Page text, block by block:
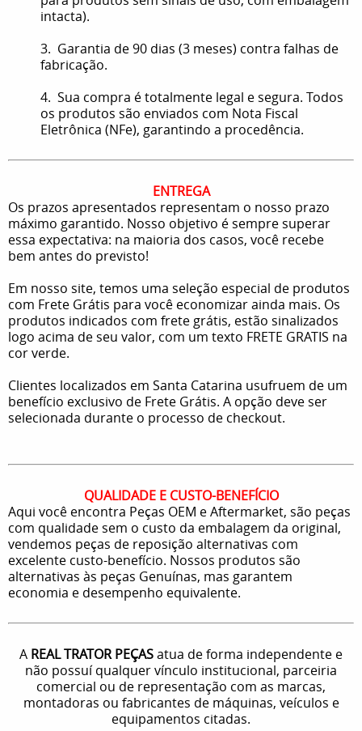
intacta).
3. Garantia de 90 dias (3 meses) contra falhas de
fabricação.
4. Sua compra é totalmente legal e segura. Todos
os produtos são enviados com Nota Fiscal
Eletrônica (NFe), garantindo a procedência.
ENTREGA
Os prazos apresentados representam o nosso prazo
máximo garantido. Nosso objetivo é sempre superar
essa expectativa: na maioria dos casos, você recebe
bem antes do previsto!
Em nosso site, temos uma seleção especial de produtos
com Frete Grátis para você economizar ainda mais. Os
produtos indicados com frete grátis, estão sinalizados
logo acima de seu valor, com um texto FRETE GRATIS na
cor verde.
Clientes localizados em Santa Catarina usufruem de um
benefício exclusivo de Frete Grátis. A opção deve ser
selecionada durante o processo de checkout.
QUALIDADE E CUSTO-BENEFÍCIO
Aqui você encontra Peças OEM e Aftermarket, são peças
com qualidade sem o custo da embalagem da original,
vendemos peças de reposição alternativas com
excelente custo-benefício. Nossos produtos são
alternativas às peças Genuínas, mas garantem
economia e desempenho equivalente.
A REAL TRATOR PEÇASatua de forma independente e
não possuí qualquer vínculo institucional, parceiria
comercial ou de representação com as marcas,
montadoras ou fabricantes de máquinas, veículos e
equipamentos citadas.